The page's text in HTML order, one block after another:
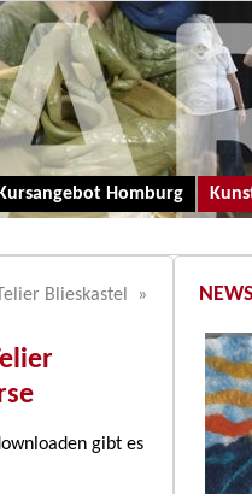
Kursangebot Homburg
Blieskastel
»
gibt es